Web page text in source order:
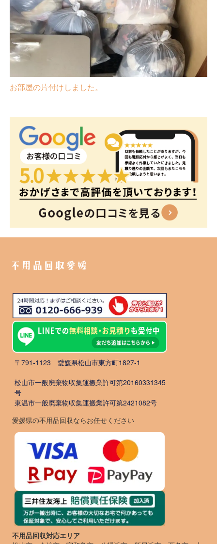
お部屋の片付けしました。
不用品回収愛媛
〒791-1123 愛媛県松山市東方町1827-1
松山市一般廃棄物収集運搬業許可第20160331345
号
東温市一般廃棄物収集運搬業許可第2421082号
愛媛県の不用品回収ならお任せください
不用品回収対応エリア